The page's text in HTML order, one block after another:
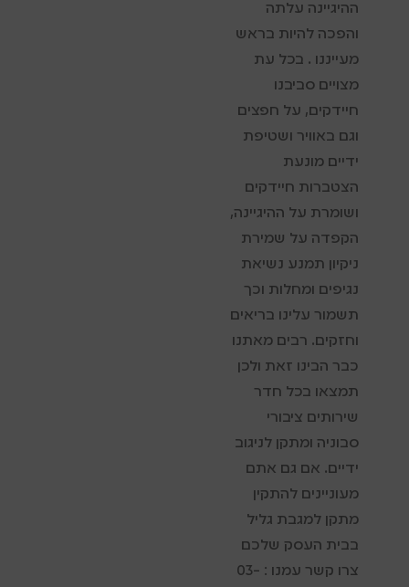
ההיגיינה עלתה
והפכה להיות בראש
מעייננו . בכל עת
מצויים סביבנו
חיידקים, על חפצים
וגם באוויר ושטיפת
ידיים מונעת
הצטברות חיידקים
ושומרת על ההיגיינה,
הקפדה על שמירת
ניקיון תמנע נשיאת
נגיפים ומחלות וכך
תשמור עלינו בריאים
וחזקים. רבים מאתנו
כבר הבינו זאת ולכן
תמצאו בכל חדר
שירותים ציבורי
סבוניה ומתקן לניגוב
ידיים. אם גם אתם
מעוניינים להתקין
מתקן למגבת גליל
בבית העסק שלכם
צרו קשר עמנו : 03-